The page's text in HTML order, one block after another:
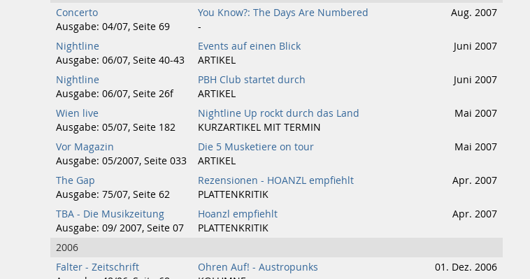
Concerto
Ausgabe: 04/07, Seite 69
You Know?: The Days Are Numbered
-
Aug. 2007
Nightline
Ausgabe: 06/07, Seite 40-43
Events auf einen Blick
ARTIKEL
Juni 2007
Nightline
Ausgabe: 06/07, Seite 26f
PBH Club startet durch
ARTIKEL
Juni 2007
Wien live
Ausgabe: 05/07, Seite 182
Nightline Up rockt durch das Land
KURZARTIKEL MIT TERMIN
Mai 2007
Vor Magazin
Ausgabe: 05/2007, Seite 033
Die 5 Musketiere on tour
ARTIKEL
Mai 2007
The Gap
Ausgabe: 75/07, Seite 62
Rezensionen - HOANZL empfiehlt
PLATTENKRITIK
Apr. 2007
TBA - Die Musikzeitung
Ausgabe: 09/ 2007, Seite 07
Hoanzl empfiehlt
PLATTENKRITIK
Apr. 2007
2006
Falter - Zeitschrift
Ohren Auf! - Austropunks
01. Dez. 2006